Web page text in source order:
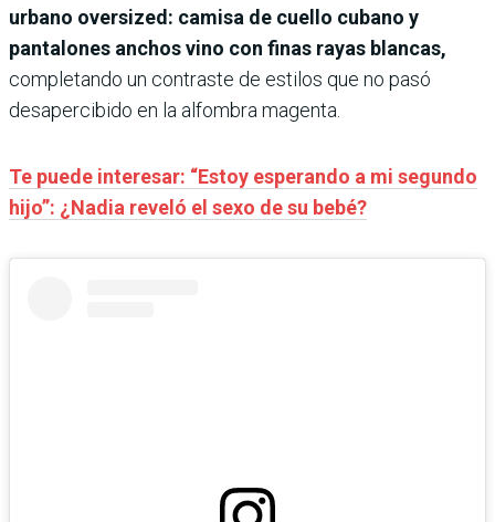
urbano oversized: camisa de cuello cubano y
pantalones anchos vino con finas rayas blancas,
completando un contraste de estilos que no pasó
desapercibido en la alfombra magenta.
Te puede interesar: “Estoy esperando a mi segundo
hijo”: ¿Nadia reveló el sexo de su bebé?